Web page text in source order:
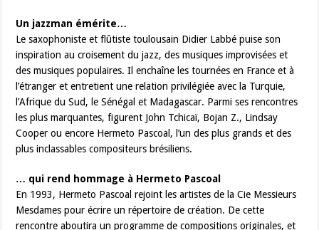
Un jazzman émérite…
Le saxophoniste et flûtiste toulousain Didier Labbé puise son
inspiration au croisement du jazz, des musiques improvisées et
des musiques populaires. Il enchaîne les tournées en France et à
l’étranger et entretient une relation privilégiée avec la Turquie,
l’Afrique du Sud, le Sénégal et Madagascar. Parmi ses rencontres
les plus marquantes, figurent John Tchicaï, Bojan Z., Lindsay
Cooper ou encore Hermeto Pascoal, l’un des plus grands et des
plus inclassables compositeurs brésiliens.
… qui rend hommage à Hermeto Pascoal
En 1993, Hermeto Pascoal rejoint les artistes de la Cie Messieurs
Mesdames pour écrire un répertoire de création. De cette
rencontre aboutira un programme de compositions originales, et